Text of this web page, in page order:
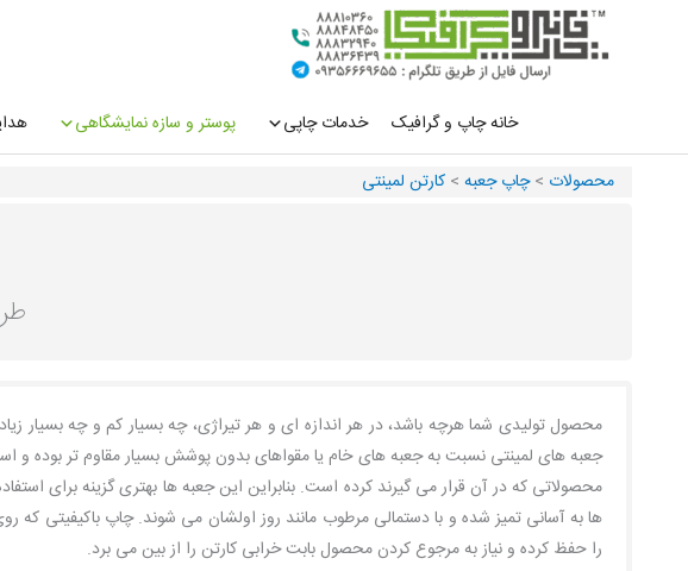
خانه چاپ و گرافیک
خدمات چاپی پوستر و سازه نمایشگاهی
محصولات >چاپ جعبه > کارتن لمینتی
محصول تولیدی شما هرچه باشد، در هر اندازه ای و هر تیراژی، چه بسیار کم و چه بسیار
جعبه های لمینتی نسبت به جعبه های خام یا مقواهای بدون پوشش بسیار مقاوم تر بوده و
محصولاتی که در آن قرار می گیرند کرده است. بنابراین این جعبه ها بهتری گزینه برای
ها به آسانی تمیز شده و با دستمالی مرطوب مانند روز اولشان می شوند. چاپ باکیفیتی
را حفظ کرده و نیاز به مرجوع کردن محصول بابت خرابی کارتن را از بین می برد.